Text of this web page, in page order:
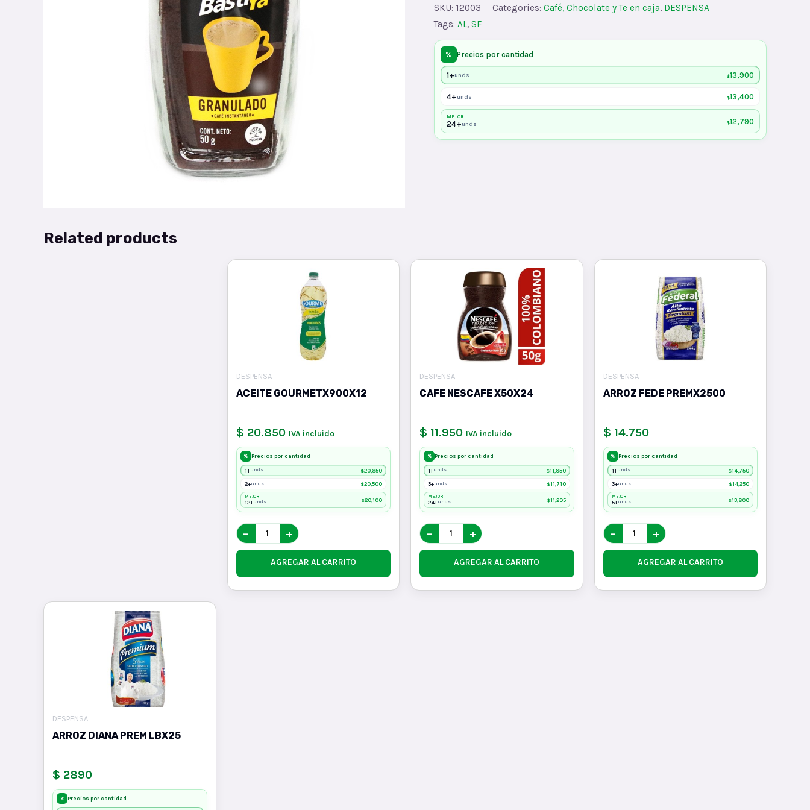
SKU: 12003 Categories: Café, Chocolate y Te en caja, DESPENSA
Tags: AL, SF
% Precios por cantidad
1+unds $13,900
4+unds $13,400
MEJOR
24+unds $12,790
Related products
DESPENSA
ACEITE GOURMETX900X12
$ 20.850 IVA incluido
% Precios por cantidad
1+unds $20,850
2+unds $20,500
MEJOR
12+unds $20,100
− +
AGREGAR AL CARRITO
DESPENSA
CAFE NESCAFE X50X24
$ 11.950 IVA incluido
% Precios por cantidad
1+unds $11,950
3+unds $11,710
MEJOR
24+unds $11,295
− +
AGREGAR AL CARRITO
DESPENSA
ARROZ FEDE PREMX2500
$ 14.750
% Precios por cantidad
1+unds $14,750
3+unds $14,250
MEJOR
5+unds $13,800
− +
AGREGAR AL CARRITO
DESPENSA
ARROZ DIANA PREM LBX25
$ 2890
% Precios por cantidad